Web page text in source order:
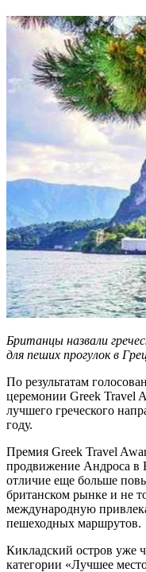
Британцы назвали
для пеших прогулок в
По результатам
церемонии Greek Travel
лучшего греческого
году.
Премия Greek Travel
продвижение Андроса в
отличие еще больше
британском рынке и не
международную
пешеходных маршрутов.
Кикладский остров уже
категории «Лучшее